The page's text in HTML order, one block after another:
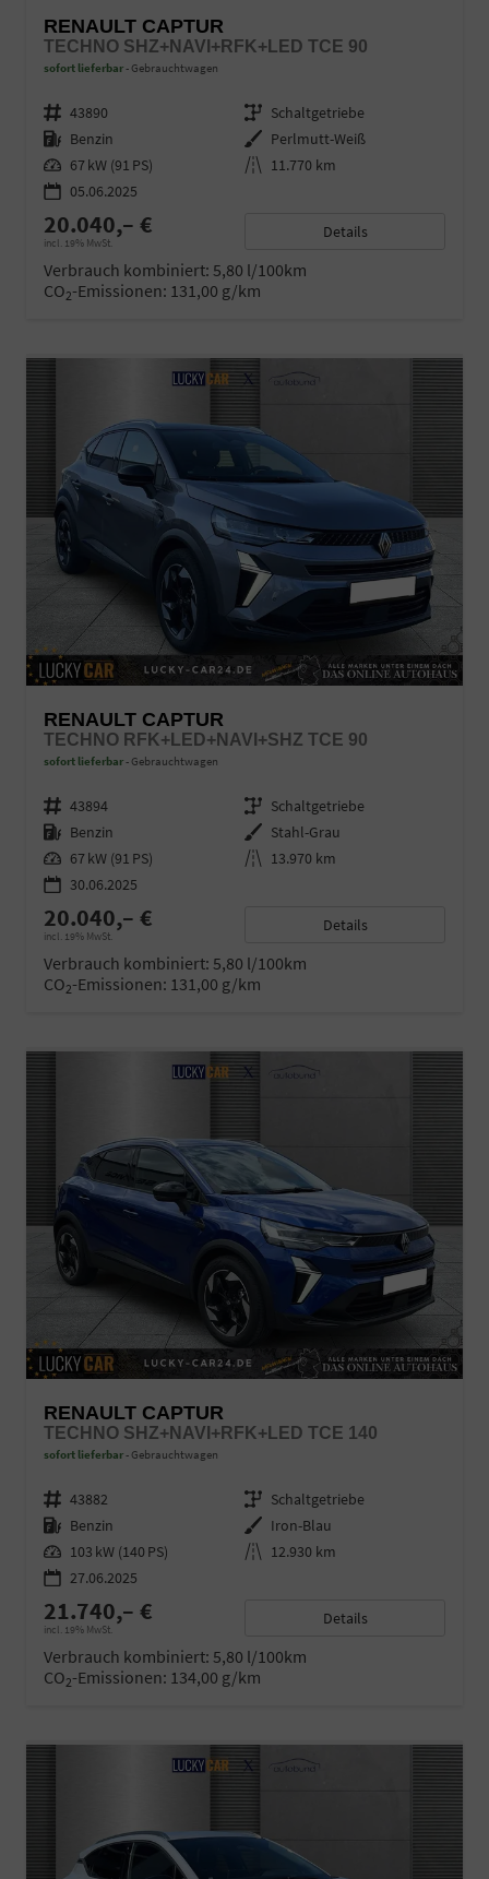
RENAULT CAPTUR
TECHNO SHZ+NAVI+RFK+LED TCE 90
sofort lieferbar Gebrauchtwagen
Fahrzeugnr. 43890 Getriebe Schaltgetriebe
Kraftstoff Benzin Außenfarbe Perlmutt-Weiß
Leistung 67 kW (91 PS) Kilometerstand 11.770 km
05.06.2025
20.040,– €
incl. 19% MwSt.
Details
Verbrauch kombiniert: 5,80 l/100km
CO2-Emissionen: 131,00 g/km
RENAULT CAPTUR
TECHNO RFK+LED+NAVI+SHZ TCE 90
sofort lieferbar Gebrauchtwagen
Fahrzeugnr. 43894 Getriebe Schaltgetriebe
Kraftstoff Benzin Außenfarbe Stahl-Grau
Leistung 67 kW (91 PS) Kilometerstand 13.970 km
30.06.2025
20.040,– €
incl. 19% MwSt.
Details
Verbrauch kombiniert: 5,80 l/100km
CO2-Emissionen: 131,00 g/km
RENAULT CAPTUR
TECHNO SHZ+NAVI+RFK+LED TCE 140
sofort lieferbar Gebrauchtwagen
Fahrzeugnr. 43882 Getriebe Schaltgetriebe
Kraftstoff Benzin Außenfarbe Iron-Blau
Leistung 103 kW (140 PS) Kilometerstand 12.930 km
27.06.2025
21.740,– €
incl. 19% MwSt.
Details
Verbrauch kombiniert: 5,80 l/100km
CO2-Emissionen: 134,00 g/km